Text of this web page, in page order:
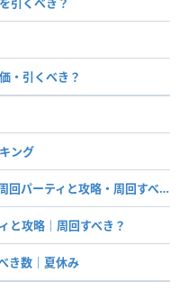
・引くべき？
ング
パズドラアイランドコロシアムの周回パーティと攻略・周回すべき？
と攻略｜周回すべき？
き数｜夏休み